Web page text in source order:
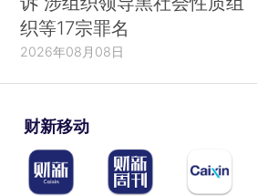
织等17宗罪名
2026年08月08日
财新移动